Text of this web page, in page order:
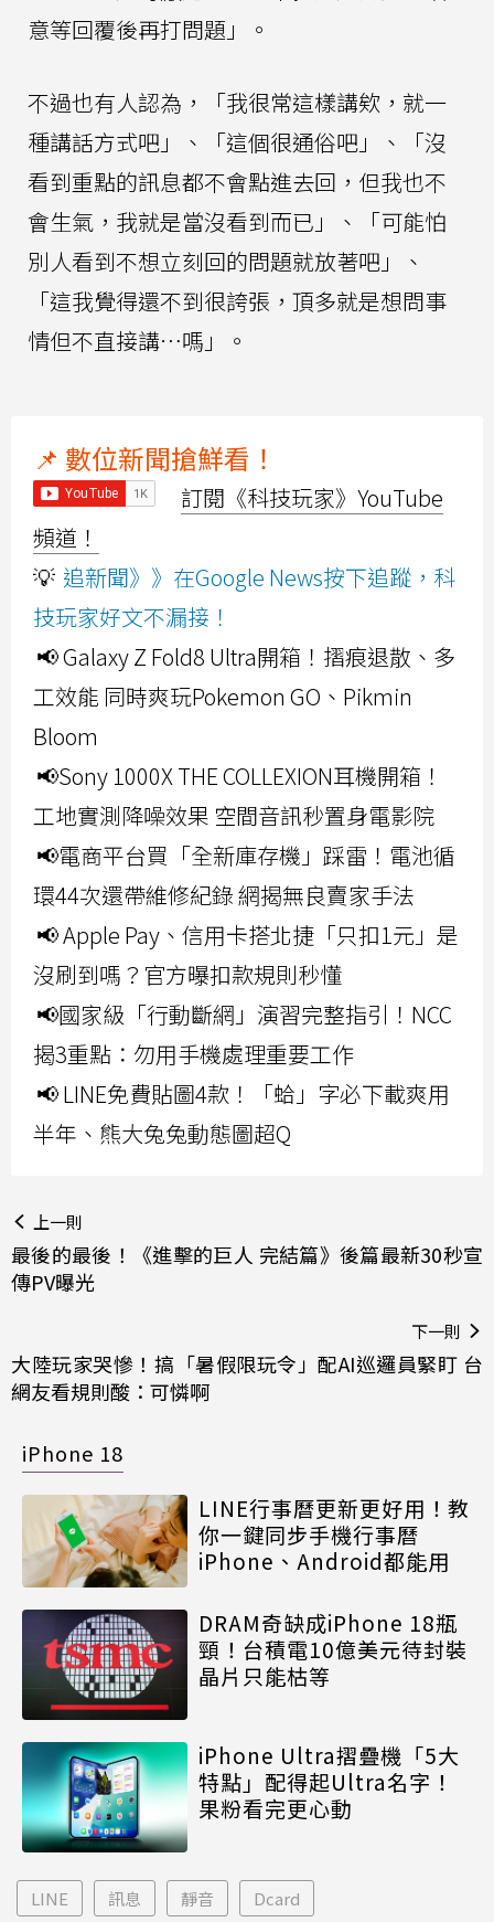
意等回覆後再打問題」。
不過也有人認為，「我很常這樣講欸，就一
種講話方式吧」、「這個很通俗吧」、「沒
看到重點的訊息都不會點進去回，但我也不
會生氣，我就是當沒看到而已」、「可能怕
別人看到不想立刻回的問題就放著吧」、
「這我覺得還不到很誇張，頂多就是想問事
情但不直接講⋯嗎」。
📌 數位新聞搶鮮看！
訂閱《科技玩家》YouTube
頻道！
💡 追新聞》》在Google News按下追蹤，科
技玩家好文不漏接！
📢 Galaxy Z Fold8 Ultra開箱！摺痕退散、多
工效能 同時爽玩Pokemon GO、Pikmin
Bloom
📢Sony 1000X THE COLLEXION耳機開箱！
工地實測降噪效果 空間音訊秒置身電影院
📢電商平台買「全新庫存機」踩雷！電池循
環44次還帶維修紀錄 網揭無良賣家手法
📢 Apple Pay、信用卡搭北捷「只扣1元」是
沒刷到嗎？官方曝扣款規則秒懂
📢國家級「行動斷網」演習完整指引！NCC
揭3重點：勿用手機處理重要工作
📢 LINE免費貼圖4款！「蛤」字必下載爽用
半年、熊大兔兔動態圖超Q
上一則
最後的最後！《進擊的巨人 完結篇》後篇最新30秒宣
傳PV曝光
下一則
大陸玩家哭慘！搞「暑假限玩令」配AI巡邏員緊盯 台
網友看規則酸：可憐啊
iPhone 18
LINE行事曆更新更好用！教
你一鍵同步手機行事曆
iPhone、Android都能用
DRAM奇缺成iPhone 18瓶
頸！台積電10億美元待封裝
晶片只能枯等
iPhone Ultra摺疊機「5大
特點」配得起Ultra名字！
果粉看完更心動
LINE 訊息 靜音 Dcard